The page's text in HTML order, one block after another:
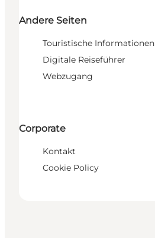
Andere Seiten
Touristische Informationen
Digitale Reiseführer
Webzugang
Corporate
Kontakt
Cookie Policy